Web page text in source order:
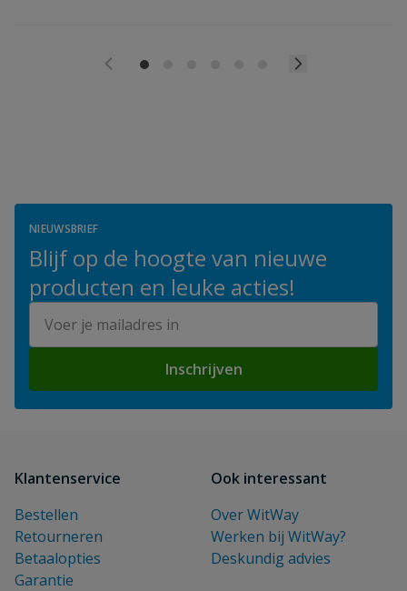
NIEUWSBRIEF
Blijf op de hoogte van nieuwe
producten en leuke acties!
Inschrijven
Klantenservice
Bestellen
Retourneren
Betaalopties
Garantie
Ook interessant
Over WitWay
Werken bij WitWay?
Deskundig advies